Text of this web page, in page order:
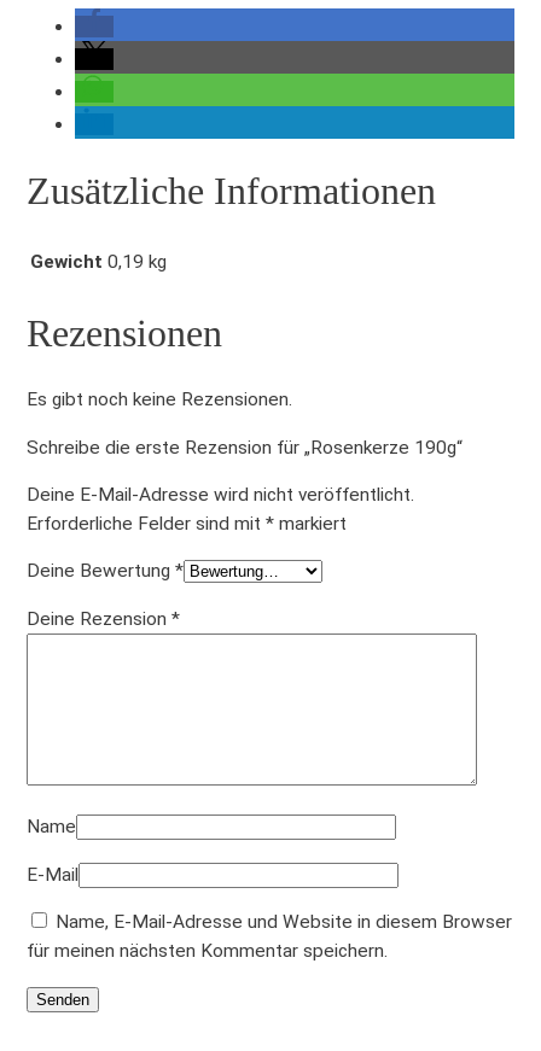
Zusätzliche Informationen
Gewicht 0,19 kg
Rezensionen
Es gibt noch keine Rezensionen.
Schreibe die erste Rezension für „Rosenkerze 190g“
Deine E-Mail-Adresse wird nicht veröffentlicht.
Erforderliche Felder sind mit * markiert
Deine Bewertung *
Deine Rezension *
Name
E-Mail
Name, E-Mail-Adresse und Website in diesem Browser
für meinen nächsten Kommentar speichern.